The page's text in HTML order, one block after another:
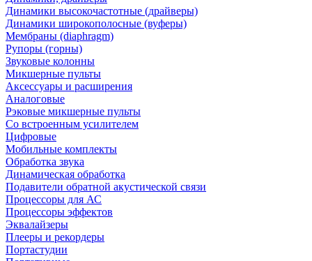
Динамики высокочастотные (драйверы)
Динамики широкополосные (вуферы)
Мембраны (diaphragm)
Рупоры (горны)
Звуковые колонны
Микшерные пульты
Аксессуары и расширения
Аналоговые
Рэковые микшерные пульты
Со встроенным усилителем
Цифровые
Мобильные комплекты
Обработка звука
Динамическая обработка
Подавители обратной акустической связи
Процессоры для АС
Процессоры эффектов
Эквалайзеры
Плееры и рекордеры
Портастудии